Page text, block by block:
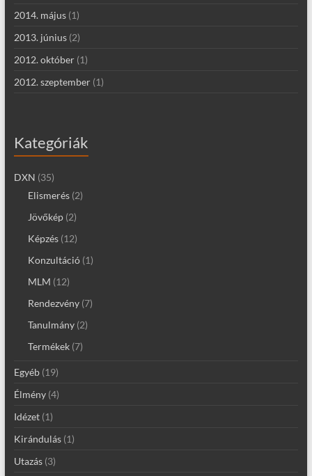
2014. május(1)
2013. június(2)
2012. október(1)
2012. szeptember(1)
Kategóriák
DXN (35)
Elismerés(2)
Jövőkép(2)
Képzés(12)
Konzultáció(1)
MLM (12)
Rendezvény(7)
Tanulmány(2)
Termékek(7)
Egyéb(19)
Élmény(4)
Idézet(1)
Kirándulás(1)
Utazás(3)